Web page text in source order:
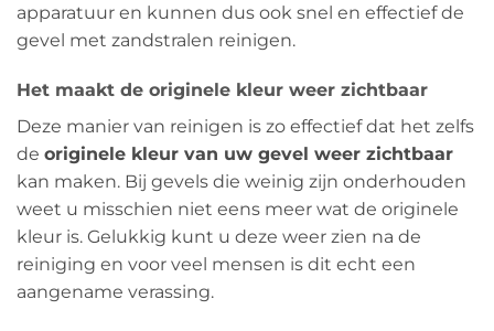
apparatuur en kunnen dus ook snel en effectief de
gevel met zandstralen reinigen.
Het maakt de originele kleur weer zichtbaar
Deze manier van reinigen is zo effectief dat het zelfs
de originele kleur van uw gevel weer zichtbaar
kan maken. Bij gevels die weinig zijn onderhouden
weet u misschien niet eens meer wat de originele
kleur is. Gelukkig kunt u deze weer zien na de
reiniging en voor veel mensen is dit echt een
aangename verassing.